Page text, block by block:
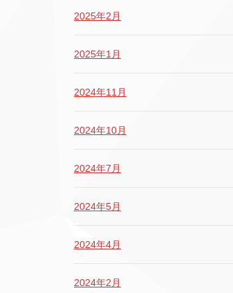
2025年2月
2025年1月
2024年11月
2024年10月
2024年7月
2024年5月
2024年4月
2024年2月